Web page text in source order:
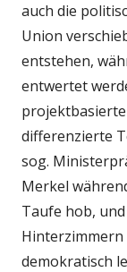
auch die
Union
entstehen,
entwertet
differenzierte
sog.
Merkel
Taufe hob,
Hinterzimmern
demokratisch